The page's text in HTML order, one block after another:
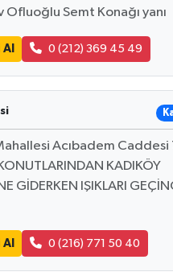
Ofluoğlu Semt Konağı yanı
0 (212) 369 45 49
Acıbadem Caddesi
KADIKÖY
GİDERKEN IŞIKLARI
0 (216) 771 50 40